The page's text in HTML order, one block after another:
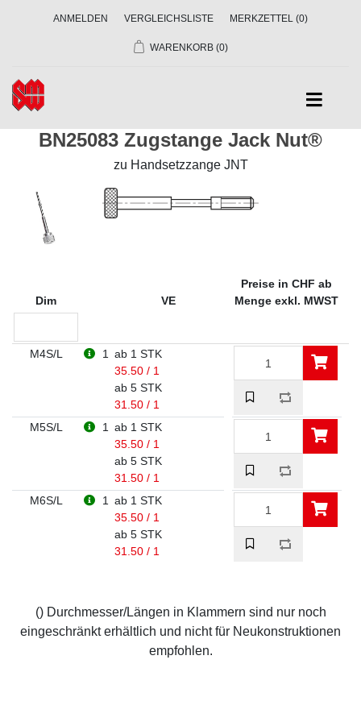
ANMELDEN VERGLEICHSLISTE MERKZETTEL (0)
WARENKORB (0)
BN25083 Zugstange Jack Nut®
zu Handsetzzange JNT
Dim VE
Preise in CHF ab
Menge exkl. MWST
M4S/L 1
ab 1 STK
35.50 / 1
ab 5 STK
31.50 / 1
M5S/L
1
ab 1 STK
35.50 / 1
ab 5 STK
31.50 / 1
M6S/L
1
ab 1 STK
35.50 / 1
ab 5 STK
31.50 / 1
() Durchmesser/Längen in Klammern sind nur noch
eingeschränkt erhältlich und nicht für Neukonstruktionen
empfohlen.